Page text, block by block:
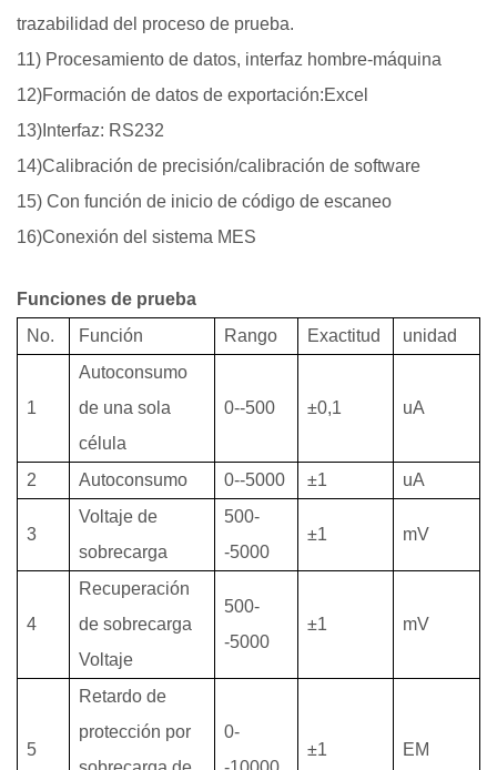
trazabilidad del proceso de prueba.
11) Procesamiento de datos, interfaz hombre-máquina
12)Formación de datos de exportación:Excel
13)Interfaz: RS232
14)Calibración de precisión/calibración de software
15) Con función de inicio de código de escaneo
16)Conexión del sistema MES
Funciones de prueba
No.
Función Rango Exactitud unidad
1
Autoconsumo
de una sola
célula
0--500 ±0,1 uA
2 Autoconsumo 0--5000 ±1 uA
3
Voltaje de
sobrecarga
500-
-5000
±1 mV
4
Recuperación
de sobrecarga
Voltaje
500-
-5000
±1 mV
5
Retardo de
protección por
0-
±1 EM